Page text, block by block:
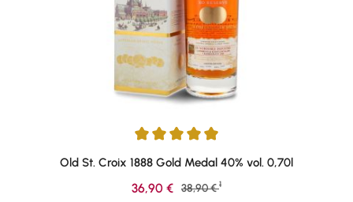
Durchschnittliche Bewertung von 4.88 von 5 Sternen
Old St. Croix 1888 Gold Medal 40% vol. 0,70l
Verkaufspreis:
36,90 € Regulärer Preis:
38,90 € 1